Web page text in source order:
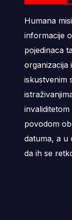
Humana
informacije
pojedinaca
organizacija
iskustvenim
povodom
datuma, a u
da ih se